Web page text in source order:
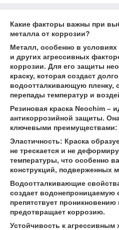
Какие факторы важны при
металла от коррозии?
Металл, особенно в
и других агрессивных
коррозии. Для его защиты
краску, которая создаст
водоотталкивающую пленку,
перепады температур и
Резиновая краска Neochim –
антикоррозийной защиты.
ключевыми преимуществами:
Эластичность: Краска
не трескается и не
температуры, что особенно
конструкций, подверженных
Водоотталкивающие
создает водонепроницаемую
препятствует проникновению
предотвращает коррозию.
Устойчивость к